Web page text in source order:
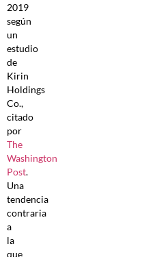
2019
según
un
estudio
de
Kirin
Holdings
Co.,
citado
por
The
Washington
Post.
Una
tendencia
contraria
a
la
que